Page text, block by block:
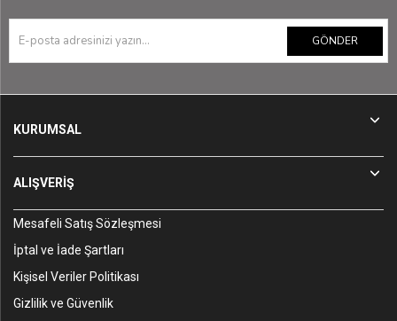
GÖNDER
KURUMSAL
ALIŞVERİŞ
Mesafeli Satış Sözleşmesi
İptal ve İade Şartları
Kişisel Veriler Politikası
Gizlilik ve Güvenlik